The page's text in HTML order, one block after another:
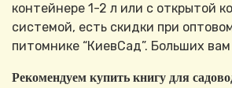
контейнере 1-2 л или с открытой
системой, есть скидки при
питомнике “КиевСад”. Больших
Рекомендуем купить книгу для